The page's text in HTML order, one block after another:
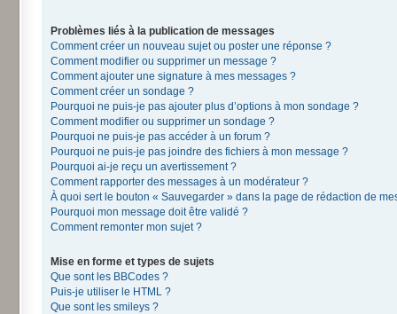
Problèmes liés à la publication de messages
Comment créer un nouveau sujet ou poster une réponse ?
Comment modifier ou supprimer un message ?
Comment ajouter une signature à mes messages ?
Comment créer un sondage ?
Pourquoi ne puis-je pas ajouter plus d’options à mon sondage ?
Comment modifier ou supprimer un sondage ?
Pourquoi ne puis-je pas accéder à un forum ?
Pourquoi ne puis-je pas joindre des fichiers à mon message ?
Pourquoi ai-je reçu un avertissement ?
Comment rapporter des messages à un modérateur ?
À quoi sert le bouton « Sauvegarder » dans la page de rédaction de
Pourquoi mon message doit être validé ?
Comment remonter mon sujet ?
Mise en forme et types de sujets
Que sont les BBCodes ?
Puis-je utiliser le HTML ?
Que sont les smileys ?